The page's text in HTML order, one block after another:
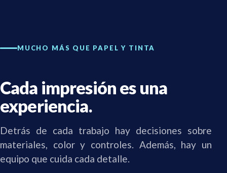
MUCHO MÁS QUE PAPEL Y TINTA
Cada impresión es una
experiencia.
Detrás de cada trabajo hay decisiones sobre
materiales, color y controles. Además, hay un
equipo que cuida cada detalle.